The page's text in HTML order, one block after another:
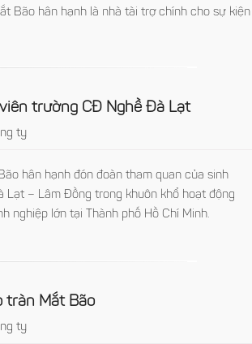
Bão hân hạnh là nhà tài trợ chính cho sự kiện
trường CĐ Nghề Đà Lạt
ty
hân hạnh đón đoàn tham quan của sinh
Lạt – Lâm Đồng trong khuôn khổ hoạt động
nghiệp lớn tại Thành phố Hồ Chí Minh.
tràn Mắt Bão
ty